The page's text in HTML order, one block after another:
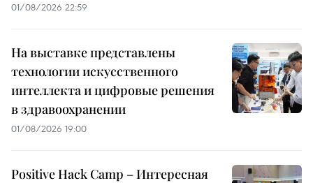
01/08/2026 22:59
На выставке представлены
технологии искусственного
интеллекта и цифровые решения
в здравоохранении
01/08/2026 19:00
Positive Hack Camp – Интересная